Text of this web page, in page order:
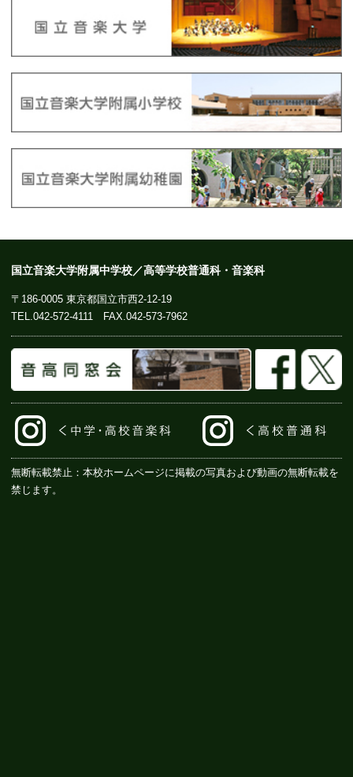
国立音楽大学附属中学校／高等学校普通科・音楽科
〒186-0005 東京都国立市西2-12-19
TEL.042-572-4111 FAX.042-573-7962
無断転載禁止：本校ホームページに掲載の写真および動画の無断転載を
禁じます。